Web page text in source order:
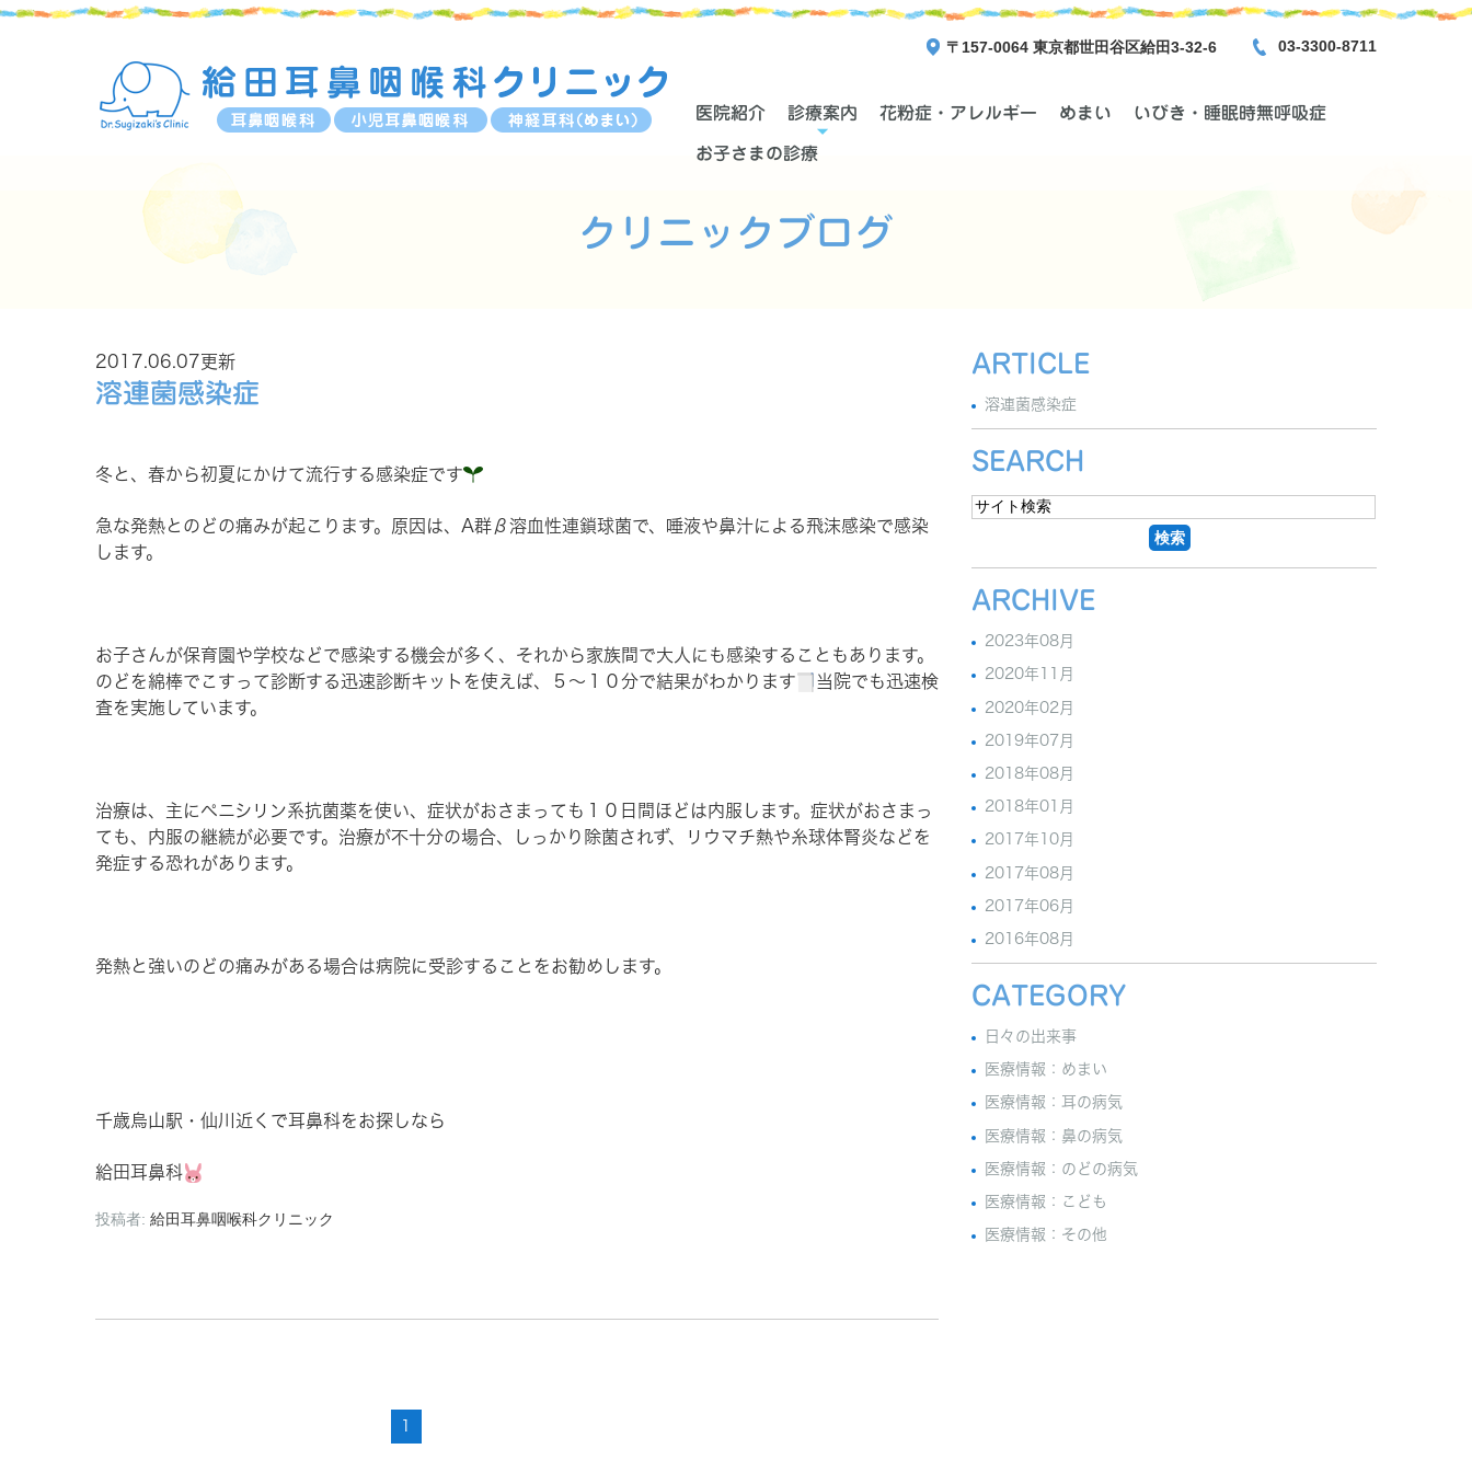
〒157-0064 東京都世田谷区給田3-32-6 03-3300-8711
医院紹介 診療案内 花粉症・アレルギー めまい いびき・睡眠時無呼吸症
お子さまの診療
クリニックブログ
2017.06.07更新
溶連菌感染症
冬と、春から初夏にかけて流行する感染症です
急な発熱とのどの痛みが起こります。原因は、A群β溶血性連鎖球菌で、唾液や鼻汁による飛沫感染で感染
します。
お子さんが保育園や学校などで感染する機会が多く、それから家族間で大人にも感染することもあります。
のどを綿棒でこすって診断する迅速診断キットを使えば、５～１０分で結果がわかります
当院でも迅速検
査を実施しています。
治療は、主にペニシリン系抗菌薬を使い、症状がおさまっても１０日間ほどは内服します。症状がおさまっ
ても、内服の継続が必要です。治療が不十分の場合、しっかり除菌されず、リウマチ熱や糸球体腎炎などを
発症する恐れがあります。
発熱と強いのどの痛みがある場合は病院に受診することをお勧めします。
千歳烏山駅・仙川近くで耳鼻科をお探しなら
給田耳鼻科
投稿者: 給田耳鼻咽喉科クリニック
ARTICLE
溶連菌感染症
SEARCH
ARCHIVE
2023年08月
2020年11月
2020年02月
2019年07月
2018年08月
2018年01月
2017年10月
2017年08月
2017年06月
2016年08月
CATEGORY
日々の出来事
医療情報：めまい
医療情報：耳の病気
医療情報：鼻の病気
医療情報：のどの病気
医療情報：こども
医療情報：その他